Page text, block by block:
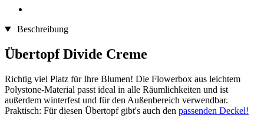
Beschreibung
Übertopf Divide Creme
Richtig viel Platz für Ihre Blumen! Die Flowerbox aus leichtem
Polystone-Material passt ideal in alle Räumlichkeiten und ist
außerdem winterfest und für den Außenbereich verwendbar.
Praktisch: Für diesen Übertopf gibt's auch den passenden Deckel!